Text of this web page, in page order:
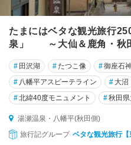
たまにはベタな観光旅行
泉」 ～大仙＆鹿角・秋
# 田沢湖 #たつこ像 #御座石
# 八幡平アスピーテライン # 大沼
#北緯40度モニュメント #秋田
湯瀬温泉・八幡平(秋田側)
旅行記グループ ベタな観光旅行【